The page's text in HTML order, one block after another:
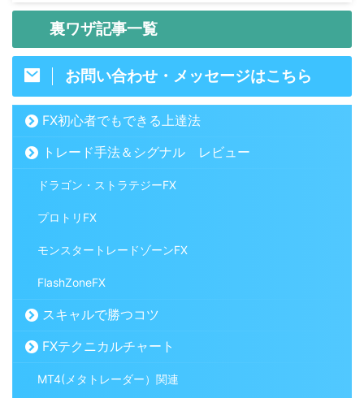
裏ワザ記事一覧
お問い合わせ・メッセージはこちら
FX初心者でもできる上達法
トレード手法＆シグナル レビュー
ドラゴン・ストラテジーFX
プロトリFX
モンスタートレードゾーンFX
FlashZoneFX
スキャルで勝つコツ
FXテクニカルチャート
MT4(メタトレーダー）関連